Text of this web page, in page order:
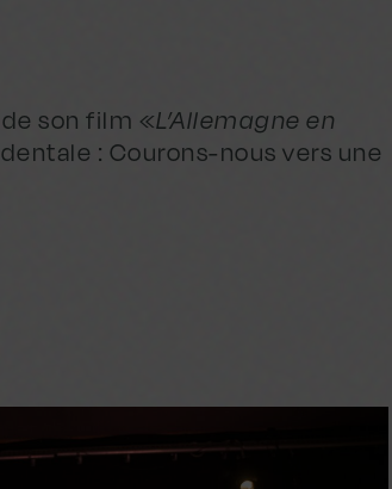
son film «L’Allemagne en
: Courons-nous vers une